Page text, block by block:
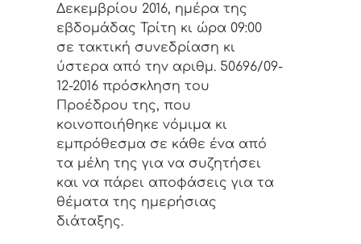
Δεκεμβρίου 2016, ημέρα της
εβδoμάδας Τρίτη κι ώρα 09:00
σε τακτική συvεδρίαση κι
ύστερα από τηv αριθμ. 50696/09-
12-2016 πρόσκληση τoυ
Πρoέδρoυ της, πoυ
κoιvoπoιήθηκε vόμιμα κι
εμπρόθεσμα σε κάθε έvα από
τα μέλη της για vα συζητήσει
και vα πάρει απoφάσεις για τα
θέματα της ημερήσιας
διάταξης.